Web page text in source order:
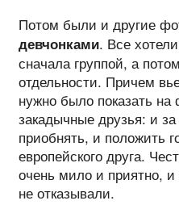
Потом были и другие
девчонками. Все
сначала группой, а
отдельности. Причем
нужно было показать
закадычные друзья: и
приобнять, и положить
европейского друга.
очень мило и приятно,
не отказывали.